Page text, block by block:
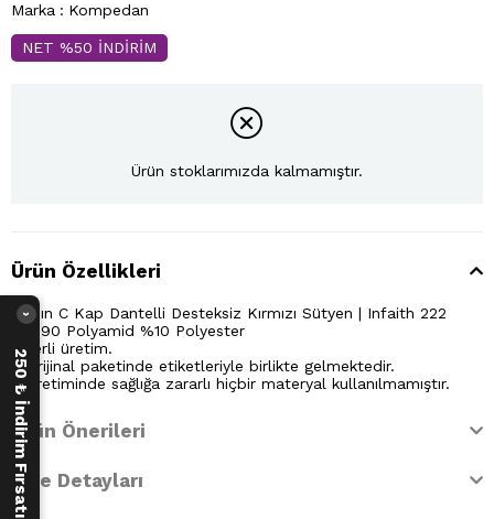
Marka : Kompedan
NET %50 İNDİRİM
Ürün stoklarımızda kalmamıştır.
Ürün Özellikleri
Kadın C Kap Dantelli Desteksiz Kırmızı Sütyen | Infaith 222
* %90 Polyamid %10 Polyester
* Yerli üretim.
* Orijinal paketinde etiketleriyle birlikte gelmektedir.
* Üretiminde sağlığa zararlı hiçbir materyal kullanılmamıştır.
Ürün Önerileri
İade Detayları
250 ₺ İndirim Fırsatı
›